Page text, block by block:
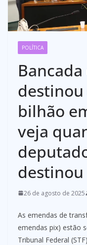
POLÍTICA
destinou
bilhão
veja
destinou
26 de agosto de 2025
As emendas de
emendas pix) estão
Tribunal Federal